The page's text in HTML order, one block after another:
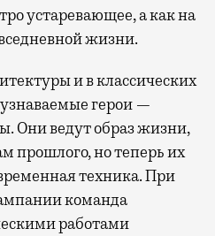
устаревающее, а как на
жизни.
и в классических
герои —
Они ведут образ жизни,
прошлого, но теперь их
техника. При
команда
работами